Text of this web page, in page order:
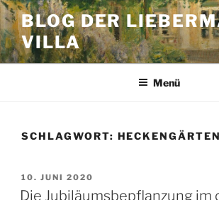
Zum
Inhalt
springen
BLOG DER
VILLA
Menü
SCHLAGWORT: HECKENGÄRTEN
VERÖFFENTLICHT
AM
10. JUNI 2020
Die Jubiläumsbepflanzung im